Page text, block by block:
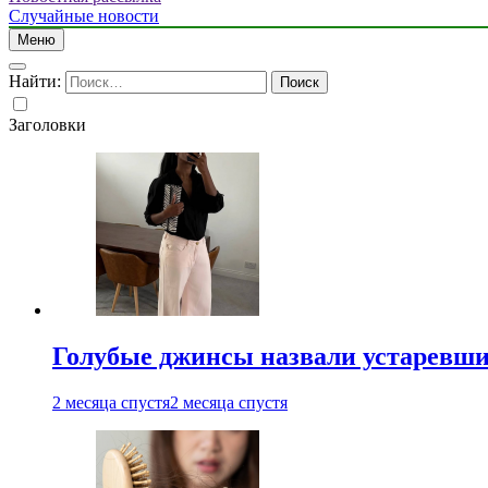
Случайные новости
Меню
Найти:
Заголовки
Голубые джинсы назвали
2 месяца спустя2 месяца спустя